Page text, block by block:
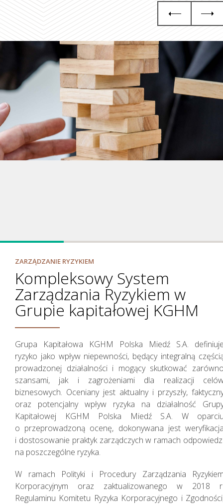
Grupa KGHM i Nasze
Otoczenie
Jak tworzymy wartość
ZARZĄDZANIE RYZYKIEM
Kompleksowy System
Zarządzania Ryzykiem w
Grupie kapitałowej KGHM
Grupa Kapitałowa KGHM Polska Miedź S.A.
ryzyko jako wpływ niepewności, będący integralną
prowadzonej działalności i mogący skutkować
szansami, jak i zagrożeniami dla realizacji
biznesowych. Oceniany jest aktualny i przyszły,
oraz potencjalny wpływ ryzyka na działalność
Kapitałowej KGHM Polska Miedź S.A. W
o przeprowadzoną ocenę, dokonywana jest
i dostosowanie praktyk zarządczych w ramach
na poszczególne ryzyka.
W ramach Polityki i Procedury Zarządzania
Korporacyjnym oraz zaktualizowanego w 2018
Regulaminu Komitetu Ryzyka Korporacyjnego i